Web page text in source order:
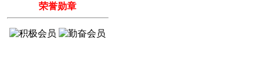
荣誉勋章